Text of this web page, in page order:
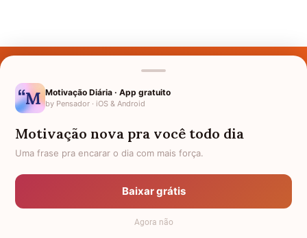
Nomes pelo Mundo
Política de Privacidade
Anuncie
Termos de Uso
Motivação Diária · App gratuito
by Pensador · iOS & Android
Motivação nova pra você todo dia
Uma frase pra encarar o dia com mais força.
Baixar grátis
Agora não